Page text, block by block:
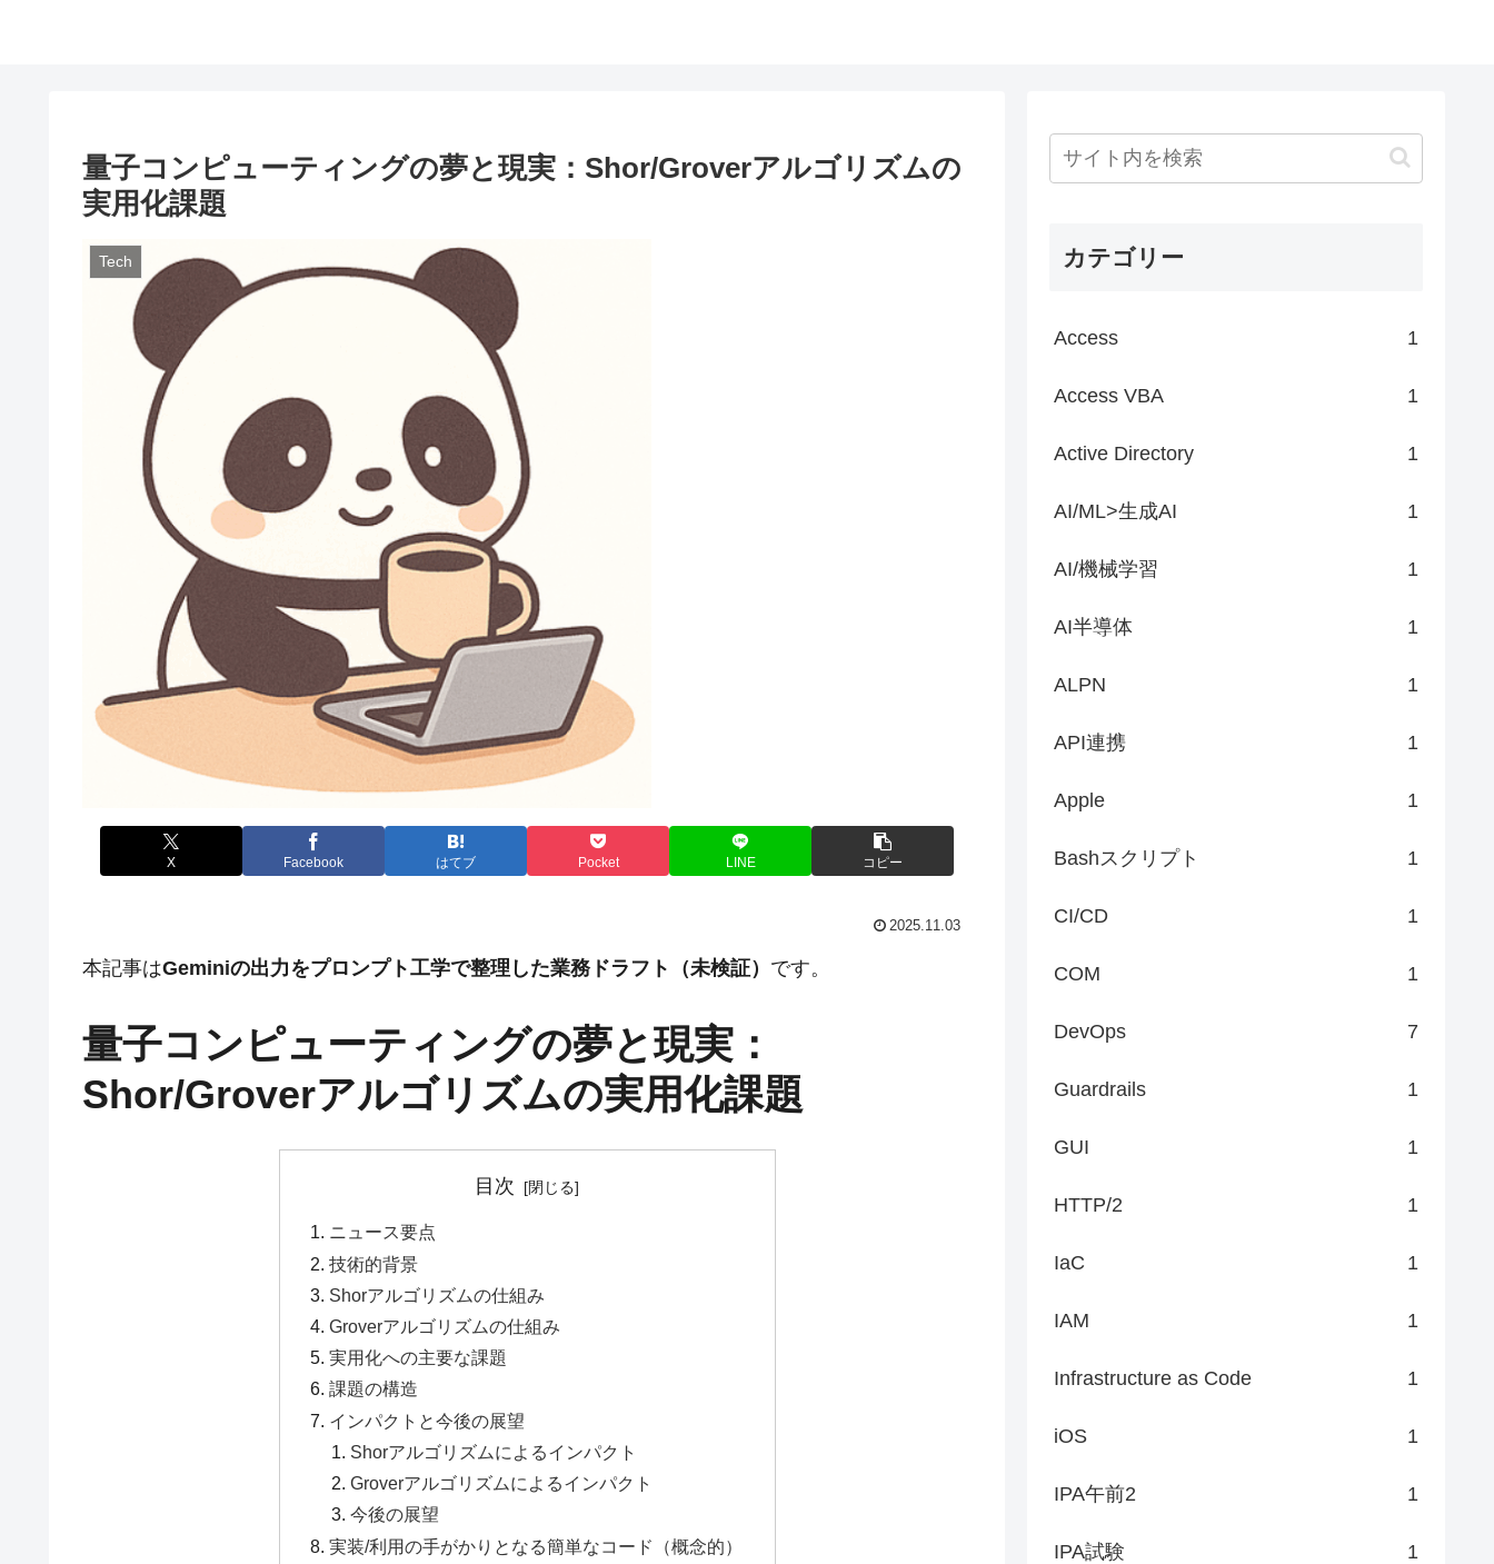
量子コンピューティングの夢と現実：Shor/Groverアルゴリズムの
実用化課題
Tech
X Facebook はてブ Pocket LINE コピー
2025.11.03
本記事はGeminiの出力をプロンプト工学で整理した業務ドラフト（未検証） です。
量子コンピューティングの夢と現実：
Shor/Groverアルゴリズムの実用化課題
目次
ニュース要点
技術的背景
Shorアルゴリズムの仕組み
Groverアルゴリズムの仕組み
実用化への主要な課題
課題の構造
インパクトと今後の展望
Shorアルゴリズムによるインパクト
Groverアルゴリズムによるインパクト
今後の展望
実装/利用の手がかりとなる簡単なコード（概念的）
カテゴリー
Access 1
Access VBA 1
Active Directory 1
AI/ML>生成AI 1
AI/機械学習 1
AI半導体 1
ALPN 1
API連携 1
Apple 1
Bashスクリプト 1
CI/CD 1
COM 1
DevOps 7
Guardrails 1
GUI 1
HTTP/2 1
IaC 1
IAM 1
Infrastructure as Code 1
iOS 1
IPA午前2 1
IPA試験 1